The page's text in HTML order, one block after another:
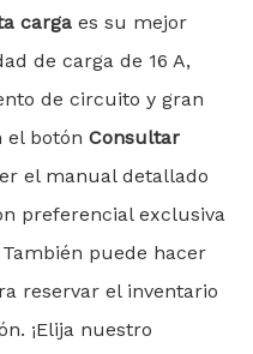
carga es su mejor
de carga de 16 A,
de circuito y gran
el botón Consultar
el manual detallado
preferencial exclusiva
puede hacer
reservar el inventario
¡Elija nuestro